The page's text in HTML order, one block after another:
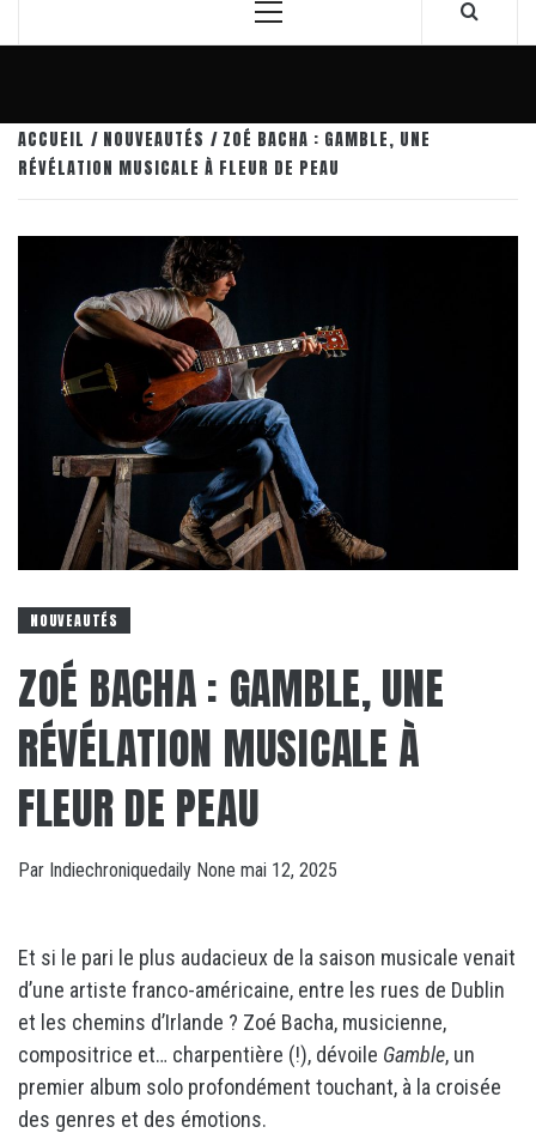
Menu
ACCUEIL NOUVEAUTÉS
ZOÉ BACHA : GAMBLE, UNE
RÉVÉLATION MUSICALE À FLEUR DE PEAU
NOUVEAUTÉS
ZOÉ BACHA : GAMBLE, UNE
RÉVÉLATION MUSICALE À
FLEUR DE PEAU
Par Indiechroniquedaily None mai 12, 2025
Et si le pari le plus audacieux de la saison musicale venait
d’une artiste franco-américaine, entre les rues de Dublin
et les chemins d’Irlande ? Zoé Bacha, musicienne,
compositrice et… charpentière (!), dévoile Gamble, un
premier album solo profondément touchant, à la croisée
des genres et des émotions.